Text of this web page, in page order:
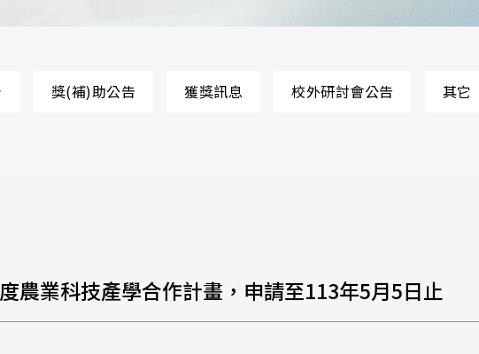
獎(補)助公告 獲獎訊息 校外研討會公告 其它
農業科技產學合作計畫，申請至113年5月5日止